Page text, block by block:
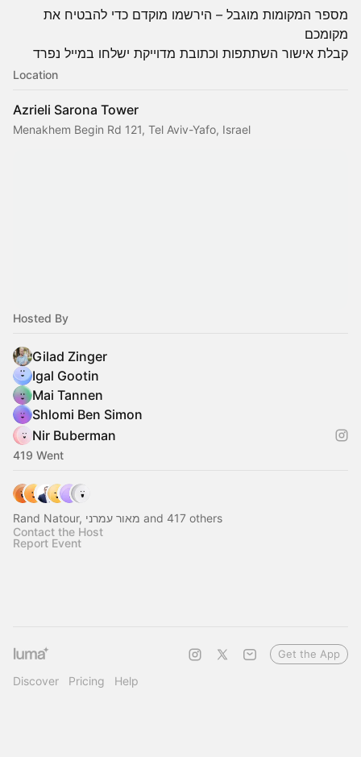
מספר המקומות מוגבל – הירשמו מוקדם כדי להבטיח את
מקומכם
קבלת אישור השתתפות וכתובת מדוייקת ישלחו במייל נפרד
Location
Azrieli Sarona Tower
Menakhem Begin Rd 121, Tel Aviv-Yafo, Israel
Hosted By
Gilad Zinger
Igal Gootin
Mai Tannen
Shlomi Ben Simon
Nir Buberman
419 Went
Rand Natour, מאור עמרני and 417 others
Contact the Host
Report Event
Discover Pricing Help
Get the App